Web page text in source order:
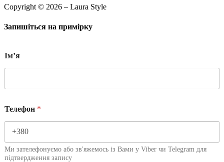
Copyright © 2026 – Laura Style
Запишіться на примірку
Імʼя
Телефон *
Ми зателефонуємо або зв'яжемось із Вами у Viber чи Telegram для
підтвердження запису